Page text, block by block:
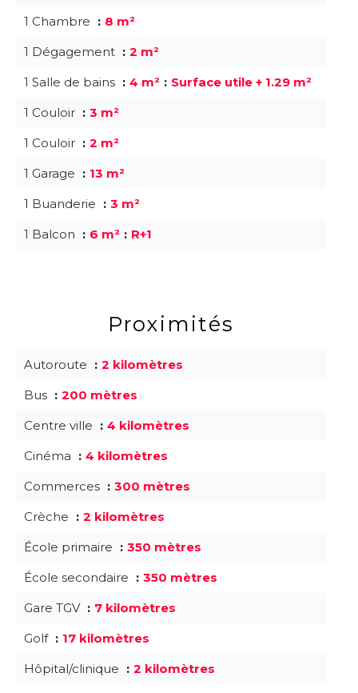
1 Chambre
8 m²
1 Dégagement
2 m²
1 Salle de bains
4 m²
Surface utile + 1.29 m²
1 Couloir
3 m²
1 Couloir
2 m²
1 Garage
13 m²
1 Buanderie
3 m²
1 Balcon
6 m² R+1
Proximités
Autoroute
2 kilomètres
Bus
200 mètres
Centre ville
4 kilomètres
Cinéma
4 kilomètres
Commerces
300 mètres
Crèche
2 kilomètres
École primaire
350 mètres
École secondaire
350 mètres
Gare TGV
7 kilomètres
Golf
17 kilomètres
Hôpital/clinique
2 kilomètres